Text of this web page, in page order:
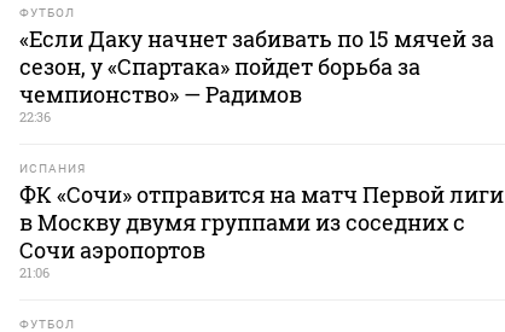
ФУТБОЛ
«Если Даку начнет забивать по 15 мячей за
сезон, у «Спартака» пойдет борьба за
чемпионство» — Радимов
22:36
ИСПАНИЯ
ФК «Сочи» отправится на матч Первой лиги
в Москву двумя группами из соседних с
Сочи аэропортов
21:06
ФУТБОЛ